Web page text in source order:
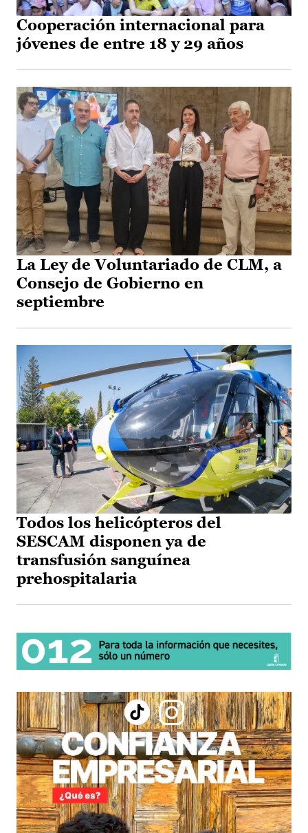
Cooperación internacional para
jóvenes de entre 18 y 29 años
La Ley de Voluntariado de CLM, a
Consejo de Gobierno en
septiembre
Todos los helicópteros del
SESCAM disponen ya de
transfusión sanguínea
prehospitalaria